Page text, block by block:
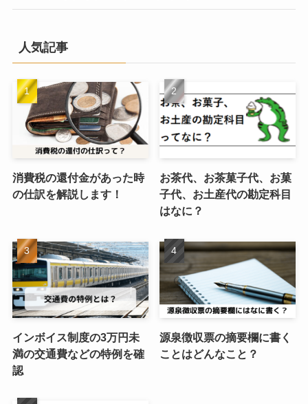
人気記事
消費税の還付金があった時
の仕訳を解説します！
お茶代、お茶菓子代、お菓
子代、お土産代の勘定科目
はなに？
インボイス制度の3万円未
満の交通費などの特例を確
認
源泉徴収票の摘要欄に書く
ことはどんなこと？